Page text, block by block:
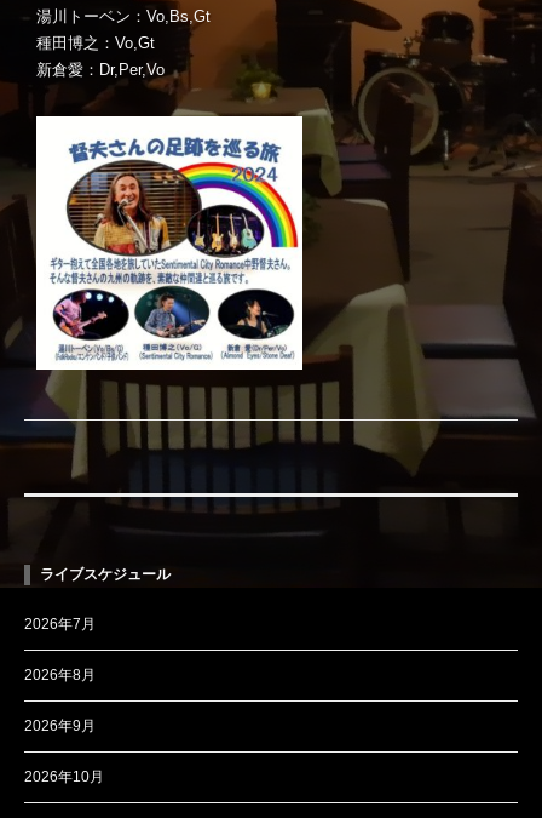
湯川トーベン：Vo,Bs,Gt
種田博之：Vo,Gt
新倉愛：Dr,Per,Vo
ライブスケジュール
2026年7月
2026年8月
2026年9月
2026年10月